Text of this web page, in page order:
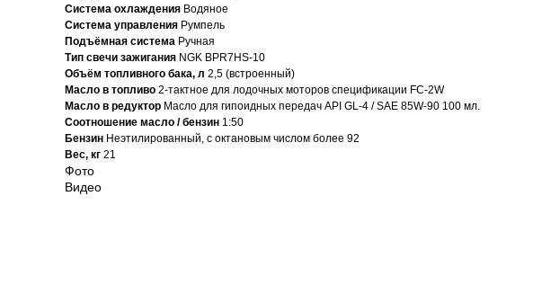
Система охлаждения Водяное
Система управления Румпель
Подъёмная система Ручная
Тип свечи зажигания NGK BPR7HS-10
Объём топливного бака, л 2,5 (встроенный)
Масло в топливо 2-тактное для лодочных моторов спецификации FC-2W
Масло в редуктор Масло для гипоидных передач API GL-4 / SAE 85W-90 100 мл.
Соотношение масло / бензин 1:50
Бензин Неэтилированный, с октановым числом более 92
Вес, кг 21
Фото
Видео